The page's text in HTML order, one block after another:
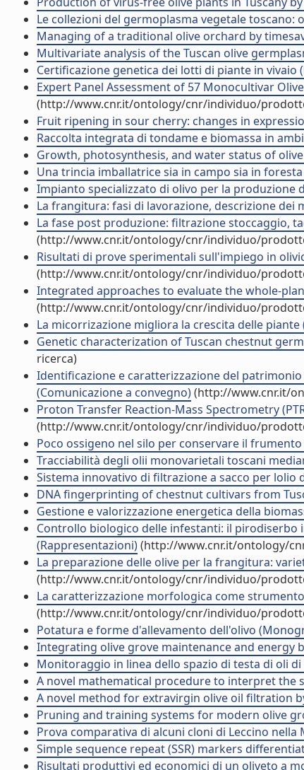
Le collezioni del germoplasma vegetale
Managing of a traditional olive orchard by
Multivariate analysis of the Tuscan olive
Certificazione genetica dei lotti di piante in vivaio
Expert Panel Assessment of 57 Monocultivar
(http://www.cnr.it/ontology/cnr/individuo/
Fruit ripening in sour cherry: changes in
Raccolta integrata di tondame e biomassa in
Growth, photosynthesis, and water status of
Una trincia imballatrice sia in campo sia in
Impianto specializzato di olivo per la produzione
La frangitura: fasi di lavorazione, descrizione dei
La fase post produzione: filtrazione stoccaggio,
(http://www.cnr.it/ontology/cnr/individuo/
Risultati di prove sperimentali sull'impiego in
(http://www.cnr.it/ontology/cnr/individuo/
Integrated approaches to evaluate the whole-
(http://www.cnr.it/ontology/cnr/individuo/
La micorrizazione migliora la crescita delle
Genetic characterization of Tuscan chestnut
ricerca)
Identificazione e caratterizzazione del
(Comunicazione a convegno)(http://www.cnr.it/
Proton Transfer Reaction-Mass Spectrometry
(http://www.cnr.it/ontology/cnr/individuo/
Poco ossigeno nel silo per conservare il
Tracciabilità degli olii monovarietali toscani
Sistema innovativo di filtrazione a sacco per lolio
DNA fingerprinting of chestnut cultivars from
Gestione e valorizzazione energetica della
Controllo biologico delle infestanti: il
(Rappresentazioni)(http://www.cnr.it/ontology/
La preparazione delle olive per la frangitura:
(http://www.cnr.it/ontology/cnr/individuo/
La caratterizzazione morfologica come
(http://www.cnr.it/ontology/cnr/individuo/
Potatura e forme d'allevamento dell'olivo
Integrating olive grove maintenance and energy
Monitoraggio in linea dello spazio di testa di oli
A novel mathematical procedure to interpret the
A novel method for extravirgin olive oil filtration
Pruning and training systems for modern olive
Prova comparativa di alcuni cloni di Leccino
Simple sequence repeat (SSR) markers
Risultati produttivi ed economici di un oliveto a